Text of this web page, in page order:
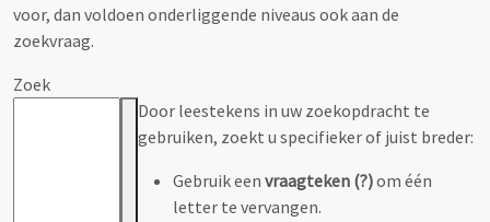
voor, dan voldoen onderliggende niveaus ook aan de
zoekvraag.
Zoek
Door leestekens in uw zoekopdracht te
gebruiken, zoekt u specifieker of juist breder:
Gebruik een vraagteken (?)om één
letter te vervangen.